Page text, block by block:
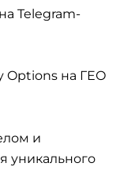
Telegram-
Options на ГЕО
и
уникального